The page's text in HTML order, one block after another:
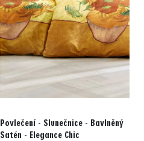
Povlečení - Slunečnice - Bavlněný
Satén - Elegance Chic